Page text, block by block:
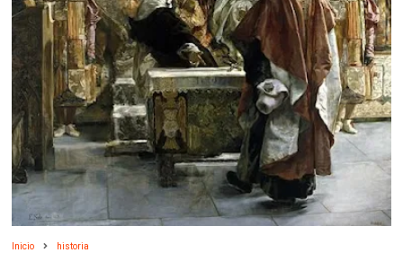
Inicio historia